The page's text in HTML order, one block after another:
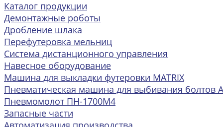
Каталог продукции
Демонтажные роботы
Дробление шлака
Перефутеровка мельниц
Система дистанционного управления
Навесное оборудование
Машина для выкладки футеровки MATRIX
Пневматическая машина для выбивания болтов
Пневмомолот ПН-1700М4
Запасные части